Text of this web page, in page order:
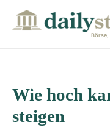
Börse,
Wie hoch
steigen